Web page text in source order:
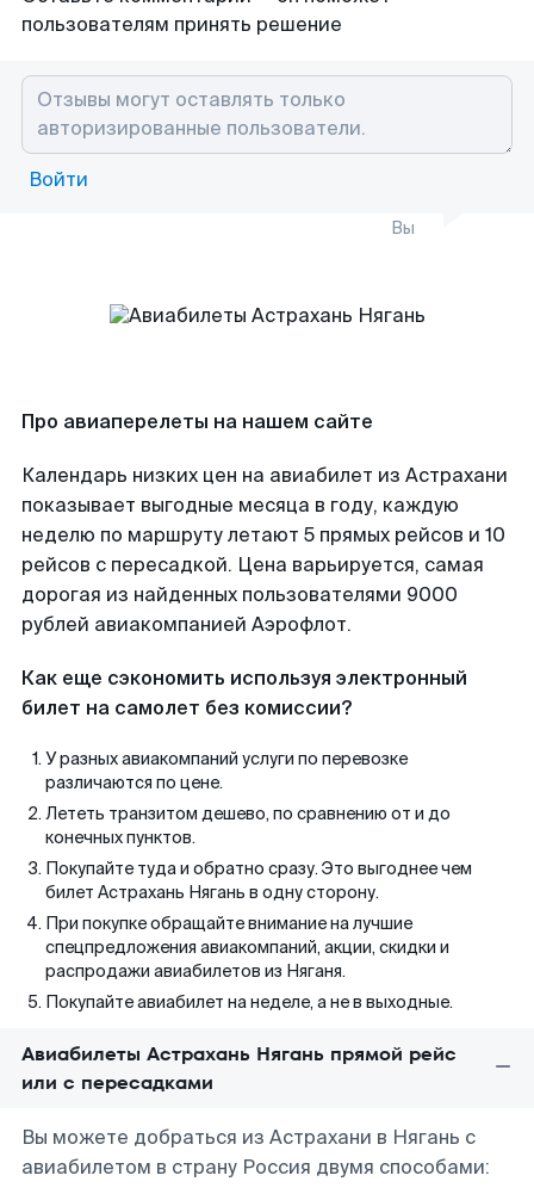
пользователям принять решение
Войти
Вы
Про авиаперелеты на нашем сайте
Календарь низких цен на авиабилет из Астрахани
показывает выгодные месяца в году, каждую
неделю по маршруту летают 5 прямых рейсов и 10
рейсов с пересадкой. Цена варьируется, самая
дорогая из найденных пользователями 9000
рублей авиакомпанией Аэрофлот.
Как еще сэкономить используя электронный
билет на самолет без комиссии?
У разных авиакомпаний услуги по перевозке
различаются по цене.
Лететь транзитом дешево, по сравнению от и до
конечных пунктов.
Покупайте туда и обратно сразу. Это выгоднее чем
билет Астрахань Нягань в одну сторону.
При покупке обращайте внимание на лучшие
спецпредложения авиакомпаний, акции, скидки и
распродажи авиабилетов из Няганя.
Покупайте авиабилет на неделе, а не в выходные.
Авиабилеты Астрахань Нягань прямой рейс
или с пересадками
Вы можете добраться из Астрахани в Нягань с
авиабилетом в страну Россия двумя способами: